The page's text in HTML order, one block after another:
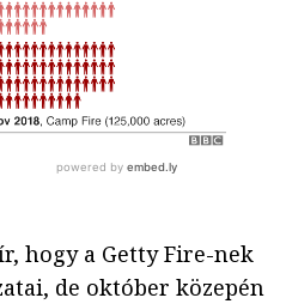
hogy a Getty Fire-nek
de október közepén